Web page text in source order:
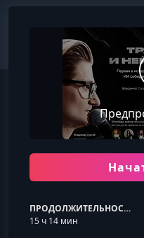
ПРОДОЛЖИТЕЛЬНОСТЬ
15 ч 14 мин